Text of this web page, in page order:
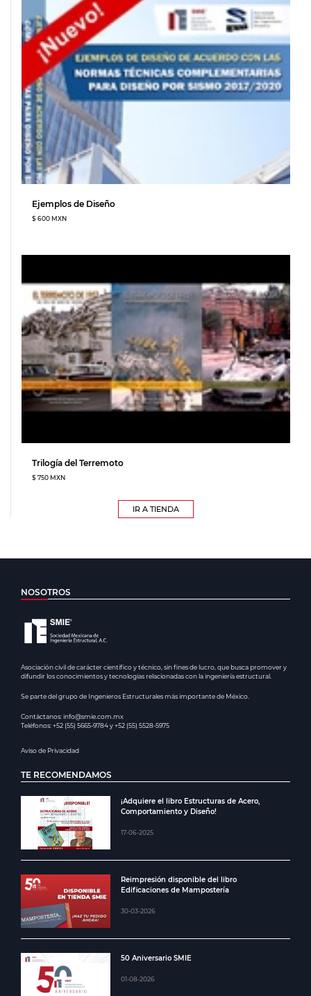
Ejemplos de Diseño
$ 600 MXN
Trilogía del Terremoto
$ 750 MXN
IR A TIENDA
NOSOTROS
Asociación civil de carácter científico y técnico, sin fines de lucro, que busca promover y
difundir los conocimientos y tecnologías relacionadas con la ingeniería estructural.
Se parte del grupo de Ingenieros Estructurales más importante de México.
Contáctanos: info@smie.com.mx
Teléfonos: +52 (55) 5665-9784 y +52 (55) 5528-5975
Aviso de Privacidad
TE RECOMENDAMOS
¡Adquiere el libro Estructuras de Acero,
Comportamiento y Diseño!
17-06-2025
Reimpresión disponible del libro
Edificaciones de Mampostería
30-03-2026
50 Aniversario SMIE
01-08-2026